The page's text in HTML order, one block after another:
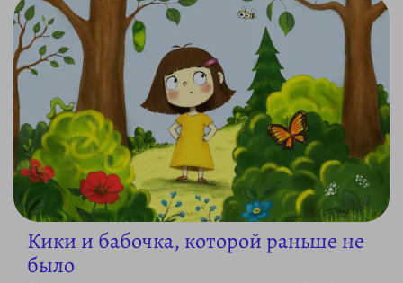
Кики и бабочка, которой раньше не
было